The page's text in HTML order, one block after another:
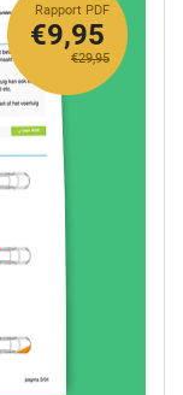
Rapport PDF
€29,95
€9,95